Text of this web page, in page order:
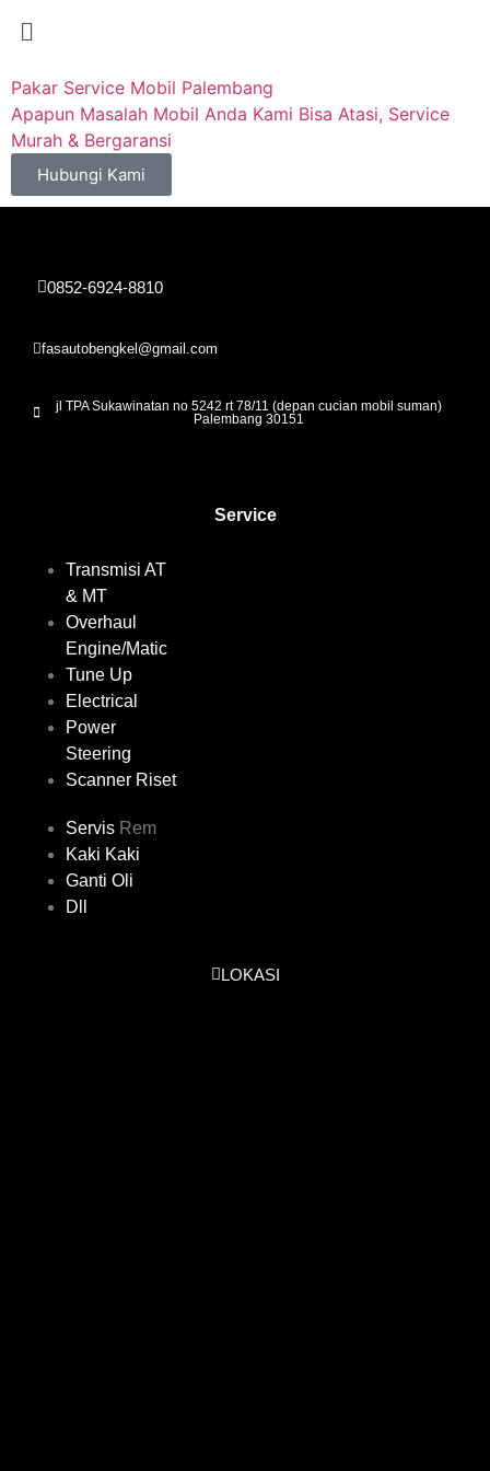
Pakar Service Mobil Palembang
Apapun Masalah Mobil Anda Kami Bisa Atasi, Service
Murah & Bergaransi
Hubungi Kami
0852-6924-8810
fasautobengkel@gmail.com
jl TPA Sukawinatan no 5242 rt 78/11 (depan cucian mobil suman)
Palembang 30151
Service
Transmisi AT
& MT
Overhaul
Engine/Matic
Tune Up
Electrical
Power
Steering
Scanner Riset
Servis Rem
Kaki Kaki
Ganti Oli
Dll
LOKASI